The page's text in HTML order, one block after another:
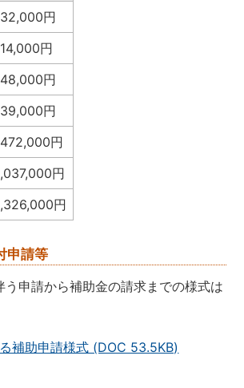
円
円
円
円
円
円
円
申請等
う申請から補助金の請求までの様式は
補助申請様式 (DOC 53.5KB)